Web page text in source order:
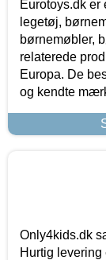
Eurotoys.dk er
legetøj,
børnemøbler,
relaterede
Europa. De
og kendte
Only4kids.dk
Hurtig levering